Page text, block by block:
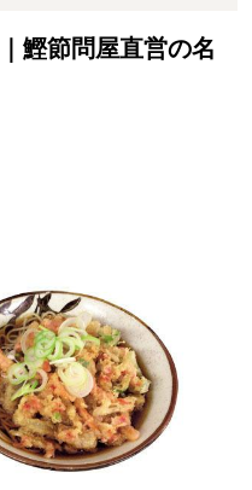
鰹節問屋直営の名